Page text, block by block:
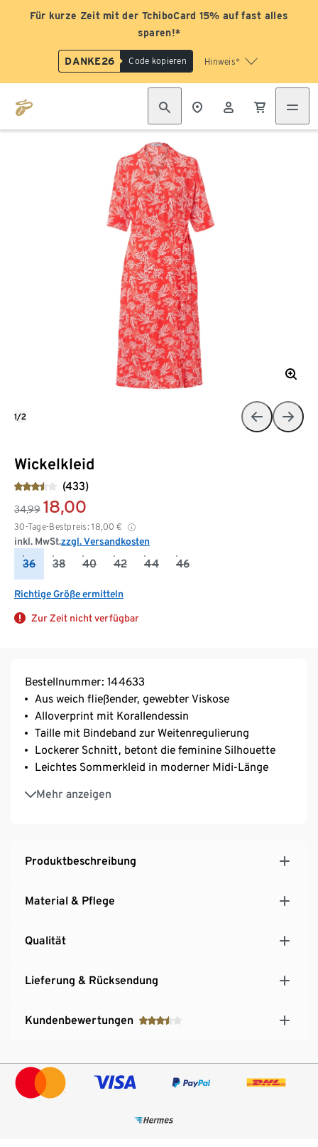
Für kurze Zeit mit der TchiboCard 15% auf fast alles
sparen!*
DANKE26 Code kopieren Hinweis*
Wickelkleid
(433)
34,99 18,00
30-Tage-Bestpreis: 18,00 €
inkl. MwSt.zzgl. Versandkosten
36 38 40 42 44 46
Richtige Größe ermitteln
Zur Zeit nicht verfügbar
1/2
Bestellnummer: 144633
Aus weich fließender, gewebter Viskose
Alloverprint mit Korallendessin
Taille mit Bindeband zur Weitenregulierung
Lockerer Schnitt, betont die feminine Silhouette
Leichtes Sommerkleid in moderner Midi-Länge
Mehr anzeigen
Für einen bequemen Look an warmen Tagen
Produktbeschreibung
Material & Pflege
Qualität
Lieferung & Rücksendung
Kundenbewertungen